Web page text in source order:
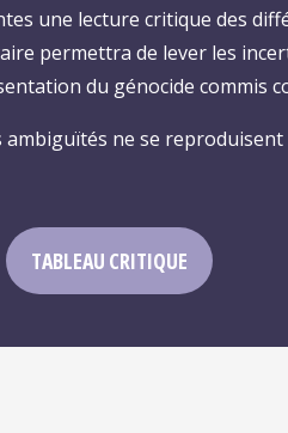
une lecture critique des
permettra de lever les
du génocide commis
ne se
TABLEAU CRITIQUE